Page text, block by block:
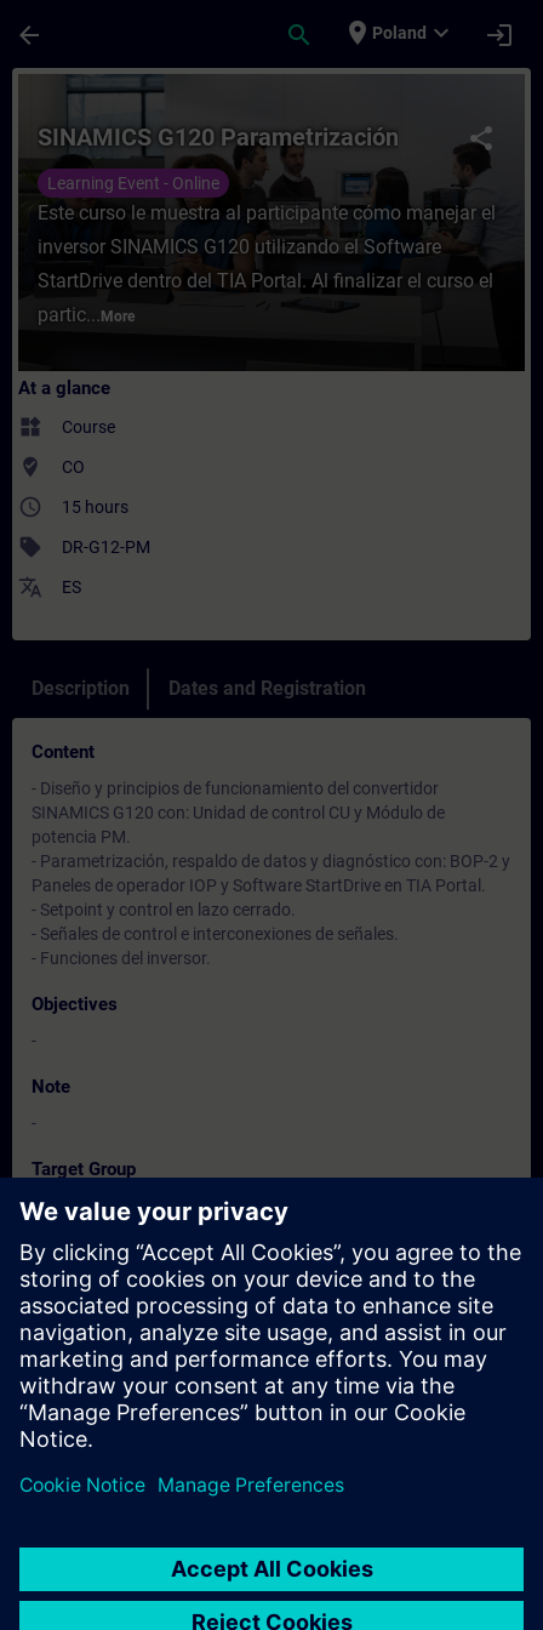
arrow_back search place Poland expand_more login
Course - SINAMICS G120
share
SINAMICS G120 Parametrización
Learning Event - Online
Este curso le muestra al participante cómo manejar el
inversor SINAMICS G120 utilizando el Software
StartDrive dentro del TIA Portal. Al finalizar el curso el
partic... More
At a glance
widgets Course
where_to_vote CO
access_time 15 hours
sell DR-G12-PM
translate ES
Description Dates and Registration
Content
- Diseño y principios de funcionamiento del convertidor
SINAMICS G120 con: Unidad de control CU y Módulo de
potencia PM.
- Parametrización, respaldo de datos y diagnóstico con: BOP-2 y
Paneles de operador IOP y Software StartDrive en TIA Portal.
- Setpoint y control en lazo cerrado.
- Señales de control e interconexiones de señales.
- Funciones del inversor.
Objectives
-
Note
-
Target Group
-
Dates And Registration
Currently, no events available
Add yourself to the course request list and you will be notified
when new dates become available.
Activate notification service